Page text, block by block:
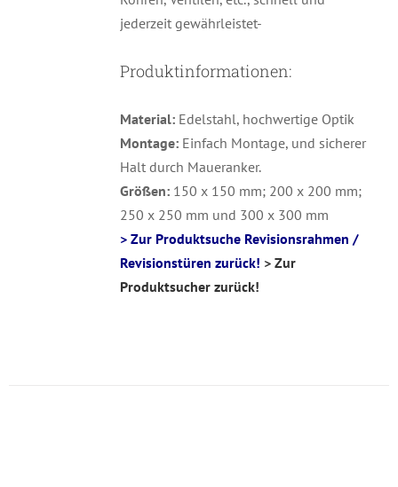
jederzeit gewährleistet-
Produktinformationen:
Material:Edelstahl, hochwertige Optik
Montage:Einfach Montage, und sicherer
Halt durch Maueranker.
Größen:150 x 150 mm; 200 x 200 mm;
250 x 250 mm und 300 x 300 mm
> Zur Produktsuche Revisionsrahmen /
Revisionstüren zurück! > Zur
Produktsucher zurück!